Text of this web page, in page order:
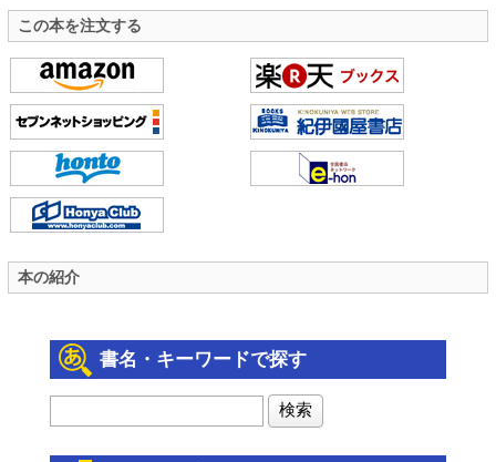
この本を注文する
本の紹介
書名・キーワードで探す